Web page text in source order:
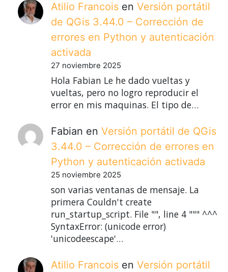
Atilio Francois en Versión portátil
de QGis 3.44.0 – Corrección de
errores en Python y autenticación
activada
27 noviembre 2025
Hola Fabian Le he dado vueltas y
vueltas, pero no logro reproducir el
error en mis maquinas. El tipo de…
Fabian en Versión portátil de QGis
3.44.0 – Corrección de errores en
Python y autenticación activada
25 noviembre 2025
son varias ventanas de mensaje. La
primera Couldn't create
run_startup_script. File "", line 4 """ ^^^
SyntaxError: (unicode error)
'unicodeescape'…
Atilio Francois en Versión portátil